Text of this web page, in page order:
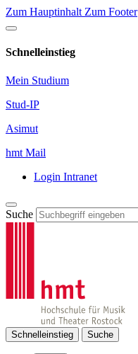
Zum Hauptinhalt Zum Footer
Schnelleinstieg
Mein Studium
Stud-IP
Asimut
hmt Mail
Login Intranet
Suche
Schnelleinstieg Suche